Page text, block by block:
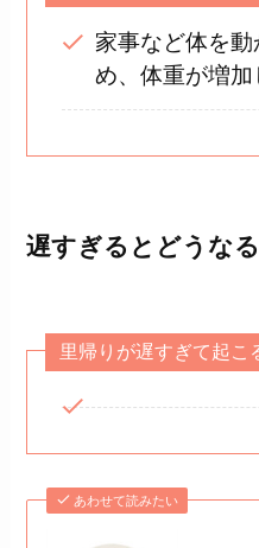
家事など体を
め、体重が増
遅すぎるとどうな
里帰りが遅すぎて起こ
あわせて読みたい